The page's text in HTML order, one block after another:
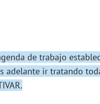
de trabajo
adelante ir tratando